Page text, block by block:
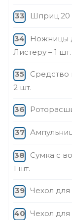
Шприц 20
Ножницы
Листеру – 1 шт.
Средство
2 шт.
Сумка с
1 шт.
Чехол для
Чехол